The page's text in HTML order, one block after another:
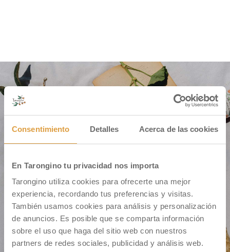
Consentimiento Detalles Acerca de las cookies
En Tarongino tu privacidad nos importa
Tarongino utiliza cookies para ofrecerte una mejor
experiencia, recordando tus preferencias y visitas.
También usamos cookies para análisis y personalización
de anuncios. Es posible que se comparta información
sobre el uso que haga del sitio web con nuestros
partners de redes sociales, publicidad y análisis web.
Cm. Montiver S/N – Pol. 31 Parc. 335
46500 Sagunto (VALENCIA)